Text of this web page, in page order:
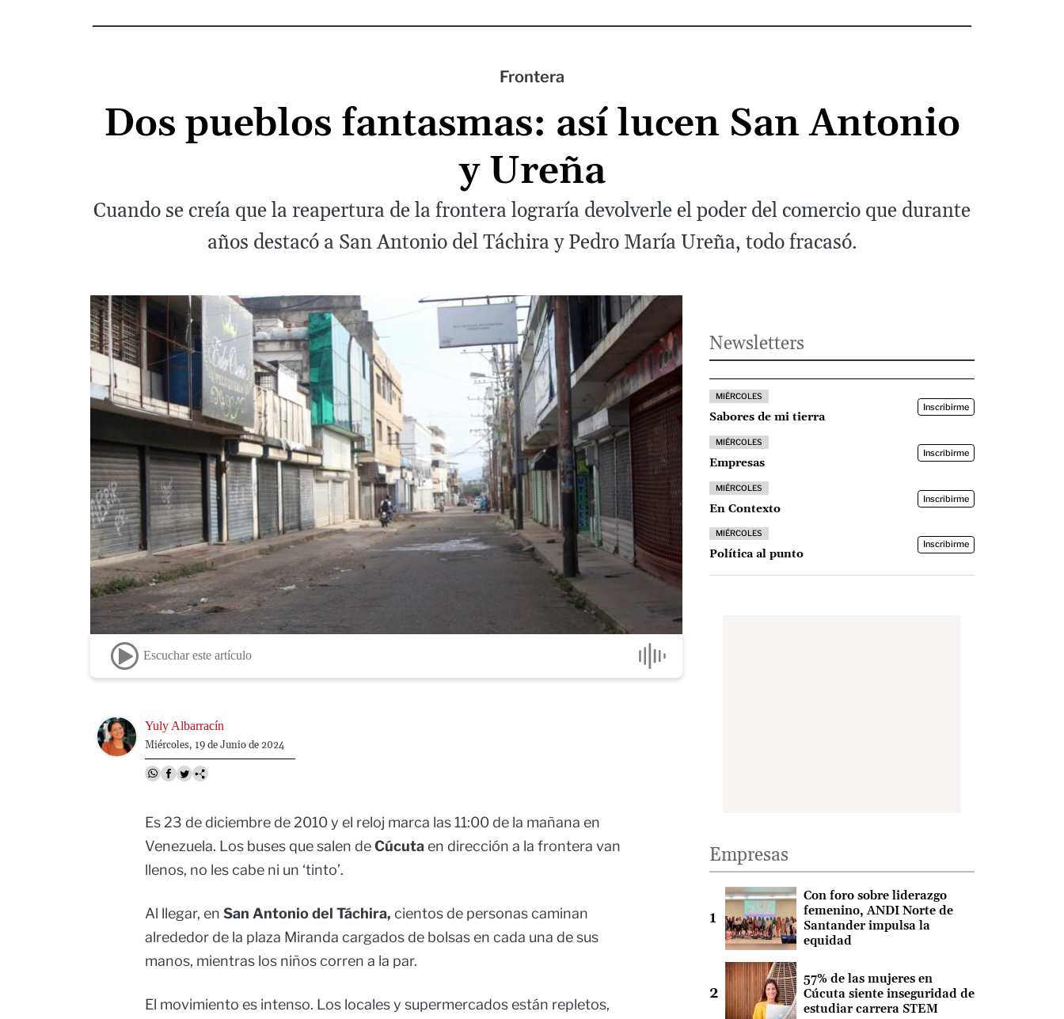
Frontera
Dos pueblos fantasmas: así lucen San Antonio
y Ureña
Cuando se creía que la reapertura de la frontera lograría devolverle el poder del comercio que durante
años destacó a San Antonio del Táchira y Pedro María Ureña, todo fracasó.
Escuchar este artículo
Image Yuly Albarracín
Miércoles, 19 de Junio de 2024
Es 23 de diciembre de 2010 y el reloj marca las 11:00 de la mañana en
Venezuela. Los buses que salen deCúcutaen dirección a la frontera van
llenos, no les cabe ni un ‘tinto’.
Al llegar, en San Antonio del Táchira, cientos de personas caminan
alrededor de la plaza Miranda cargados de bolsas en cada una de sus
manos, mientras los niños corren a la par.
El movimiento es intenso. Los locales y supermercados están repletos,
Newsletters
MIÉRCOLES
Sabores de mi tierra
Inscribirme
MIÉRCOLES
Empresas
Inscribirme
MIÉRCOLES
En Contexto
Inscribirme
MIÉRCOLES
Política al punto
Inscribirme
Empresas
Con foro sobre liderazgo
femenino, ANDI Norte de
Santander impulsa la
equidad
57% de las mujeres en
Cúcuta siente inseguridad de
estudiar carrera STEM